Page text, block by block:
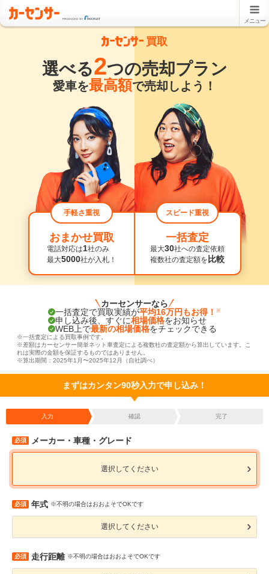
メニュー
買取
選べる2つの売却プラン
愛車を最高額で売却しよう！
手軽さ重視
おまかせ買取
電話対応は1社のみ
最大5000社が入札！
スピード重視
一括査定
最大30社への査定依頼
複数社の査定額を 比較
カーセンサーなら
一括査定で買取実績が平均16万円もお得！ ※
申し込み後、すぐに相場価格をお知らせ
WEB上で最新の相場価格をチェックできる
※一括査定による買取事例です。
※差額はカーセンサー簡単ネット車査定による複数社の査定額から算出しています。こ
れは実際の金額を保証するものではありません。
※算出期間：2025年1月〜2025年12月（自社調べ）
まずはカンタン90秒入力で申し込み！
入力 確認 完了
必須 メーカー・車種・グレード
選択してください
必須 年式 ※不明の場合はおおよそでOKです
選択してください
必須 走行距離 ※不明の場合はおおよそでOKです